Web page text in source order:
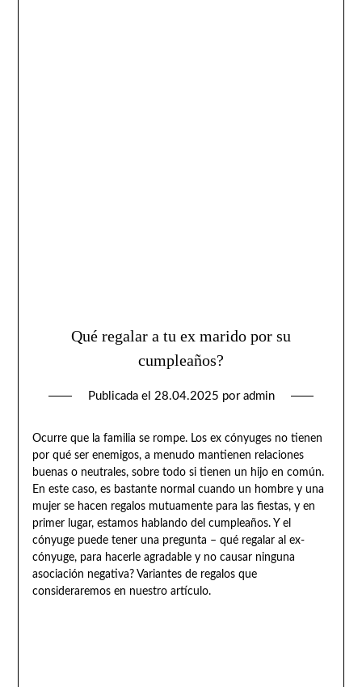
Qué regalar a tu ex marido por su
cumpleaños?
Publicada el 28.04.2025 por admin
Ocurre que la familia se rompe. Los ex cónyuges no tienen
por qué ser enemigos, a menudo mantienen relaciones
buenas o neutrales, sobre todo si tienen un hijo en común.
En este caso, es bastante normal cuando un hombre y una
mujer se hacen regalos mutuamente para las fiestas, y en
primer lugar, estamos hablando del cumpleaños. Y el
cónyuge puede tener una pregunta – qué regalar al ex-
cónyuge, para hacerle agradable y no causar ninguna
asociación negativa? Variantes de regalos que
consideraremos en nuestro artículo.